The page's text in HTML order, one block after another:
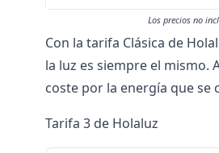
Los precios no
Con la tarifa Clásica de
la luz es siempre el mismo.
coste por la energía que
Tarifa 3 de Holaluz